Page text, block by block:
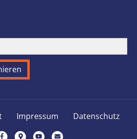
Impressum Datenschutz
F G Y E